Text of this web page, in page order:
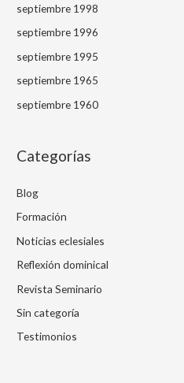
septiembre 1998
septiembre 1996
septiembre 1995
septiembre 1965
septiembre 1960
Categorías
Blog
Formación
Noticias eclesiales
Reflexión dominical
Revista Seminario
Sin categoría
Testimonios